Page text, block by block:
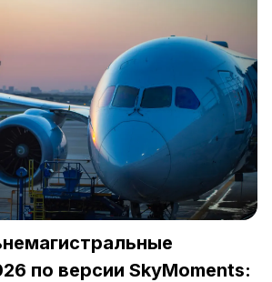
по версии SkyMoments: